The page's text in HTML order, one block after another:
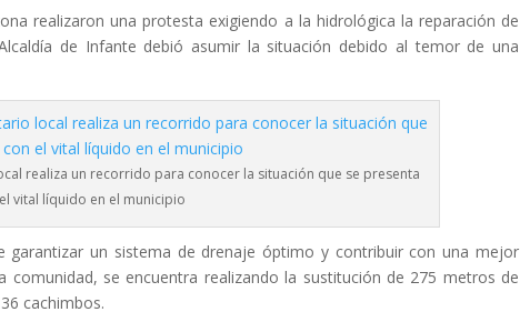
realizaron una protesta exigiendo a la hidrológica la reparación de
de Infante debió asumir la situación debido al temor de una
realiza un recorrido para conocer la situación que se presenta
vital líquido en el municipio
garantizar un sistema de drenaje óptimo y contribuir con una mejor
comunidad, se encuentra realizando la sustitución de 275 metros de
cachimbos.